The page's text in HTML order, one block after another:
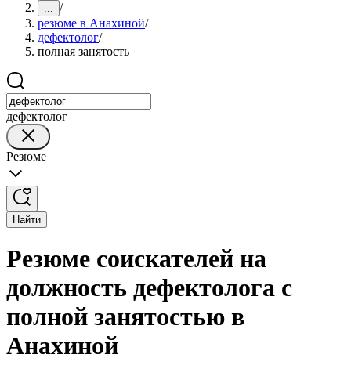
... /
резюме в Анахиной/
дефектолог/
полная занятость
дефектолог
Резюме
Найти
Резюме соискателей на
должность дефектолога с
полной занятостью в
Анахиной